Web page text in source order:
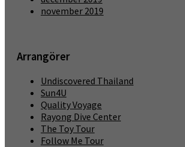
november 2019
Arrangörer
Undiscovered Thailand
Sun4U
Quality Voyage
Rayong Dive Center
The Toy Tour
Follow Me Tour